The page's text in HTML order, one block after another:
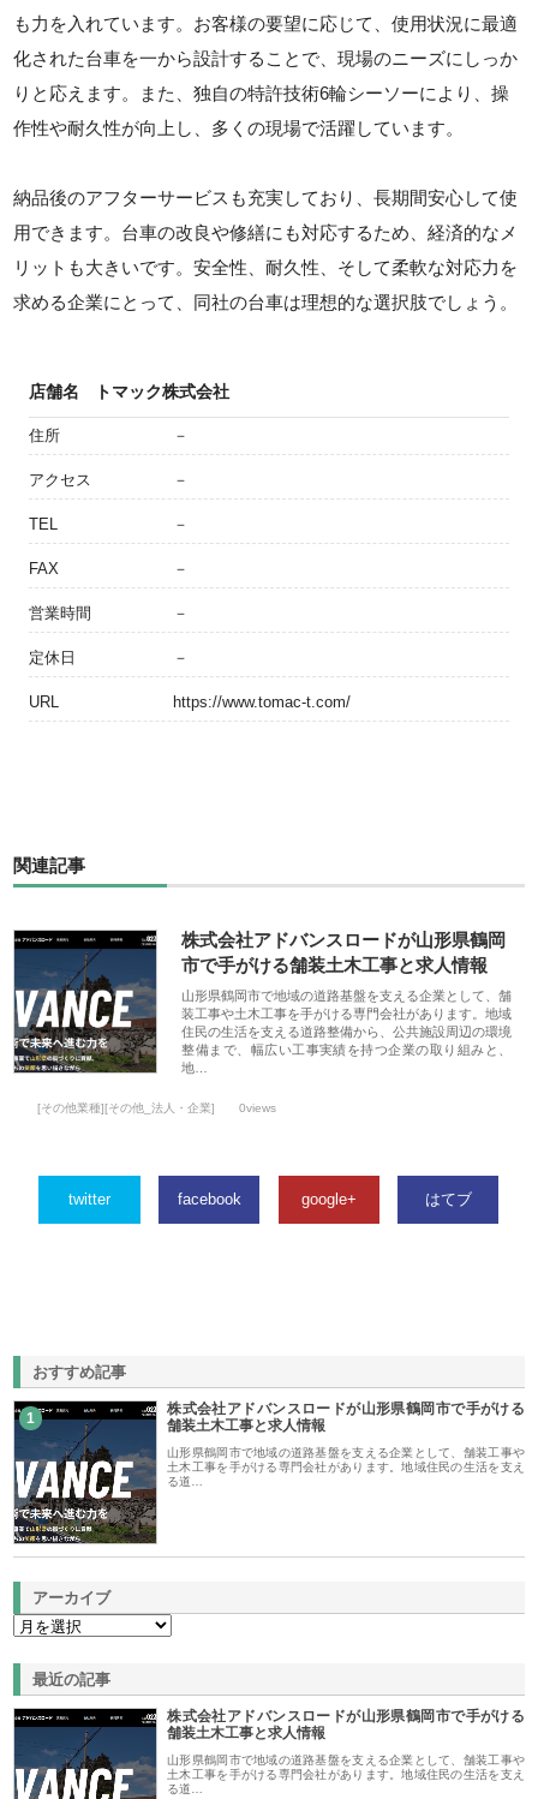
も力を入れています。お客様の要望に応じて、使用状況に最適
化された台車を一から設計することで、現場のニーズにしっか
りと応えます。また、独自の特許技術6輪シーソーにより、操
作性や耐久性が向上し、多くの現場で活躍しています。
納品後のアフターサービスも充実しており、長期間安心して使
用できます。台車の改良や修繕にも対応するため、経済的なメ
リットも大きいです。安全性、耐久性、そして柔軟な対応力を
求める企業にとって、同社の台車は理想的な選択肢でしょう。
店舗名 トマック株式会社
住所 －
アクセス －
TEL －
FAX －
営業時間 －
定休日 －
URL https://www.tomac-t.com/
関連記事
株式会社アドバンスロードが山形県鶴岡
市で手がける舗装土木工事と求人情報
山形県鶴岡市で地域の道路基盤を支える企業として、舗
装工事や土木工事を手がける専門会社があります。地域
住民の生活を支える道路整備から、公共施設周辺の環境
整備まで、幅広い工事実績を持つ企業の取り組みと、
地…
[その他業種][その他_法人・企業] 0views
twitter facebook google+ はてブ
おすすめ記事
1
株式会社アドバンスロードが山形県鶴岡市で手がける
舗装土木工事と求人情報
山形県鶴岡市で地域の道路基盤を支える企業として、舗装工事や
土木工事を手がける専門会社があります。地域住民の生活を支え
る道…
アーカイブ
最近の記事
株式会社アドバンスロードが山形県鶴岡市で手がける
舗装土木工事と求人情報
山形県鶴岡市で地域の道路基盤を支える企業として、舗装工事や
土木工事を手がける専門会社があります。地域住民の生活を支え
る道…